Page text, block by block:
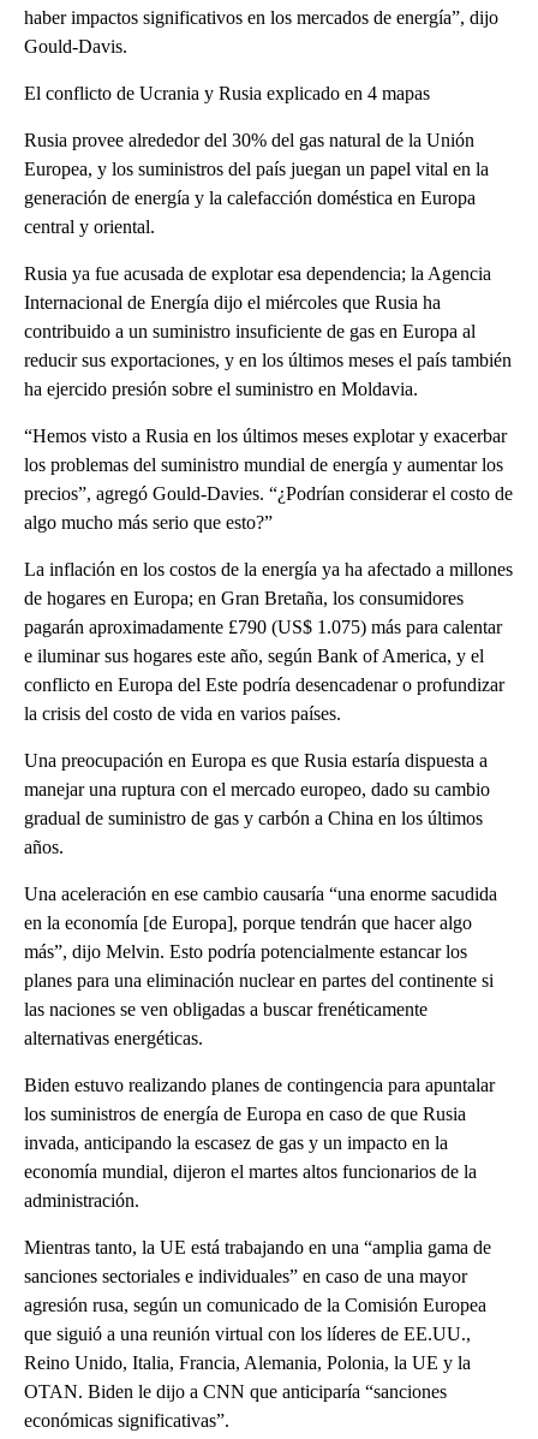
haber impactos significativos en los mercados de energía”, dijo
Gould-Davis.
El conflicto de Ucrania y Rusia explicado en 4 mapas
Rusia provee alrededor del 30% del gas natural de la Unión
Europea, y los suministros del país juegan un papel vital en la
generación de energía y la calefacción doméstica en Europa
central y oriental.
Rusia ya fue acusada de explotar esa dependencia; la Agencia
Internacional de Energía dijo el miércoles que Rusia ha
contribuido a un suministro insuficiente de gas en Europa al
reducir sus exportaciones, y en los últimos meses el país también
ha ejercido presión sobre el suministro en Moldavia.
“Hemos visto a Rusia en los últimos meses explotar y exacerbar
los problemas del suministro mundial de energía y aumentar los
precios”, agregó Gould-Davies. “¿Podrían considerar el costo de
algo mucho más serio que esto?”
La inflación en los costos de la energía ya ha afectado a millones
de hogares en Europa; en Gran Bretaña, los consumidores
pagarán aproximadamente £790 (US$ 1.075) más para calentar
e iluminar sus hogares este año, según Bank of America, y el
conflicto en Europa del Este podría desencadenar o profundizar
la crisis del costo de vida en varios países.
Una preocupación en Europa es que Rusia estaría dispuesta a
manejar una ruptura con el mercado europeo, dado su cambio
gradual de suministro de gas y carbón a China en los últimos
años.
Una aceleración en ese cambio causaría “una enorme sacudida
en la economía [de Europa], porque tendrán que hacer algo
más”, dijo Melvin. Esto podría potencialmente estancar los
planes para una eliminación nuclear en partes del continente si
las naciones se ven obligadas a buscar frenéticamente
alternativas energéticas.
Biden estuvo realizando planes de contingencia para apuntalar
los suministros de energía de Europa en caso de que Rusia
invada, anticipando la escasez de gas y un impacto en la
economía mundial, dijeron el martes altos funcionarios de la
administración.
Mientras tanto, la UE está trabajando en una “amplia gama de
sanciones sectoriales e individuales” en caso de una mayor
agresión rusa, según un comunicado de la Comisión Europea
que siguió a una reunión virtual con los líderes de EE.UU.,
Reino Unido, Italia, Francia, Alemania, Polonia, la UE y la
OTAN. Biden le dijo a CNN que anticiparía “sanciones
económicas significativas”.